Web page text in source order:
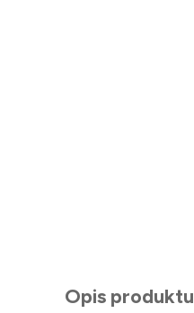
Opis produktu